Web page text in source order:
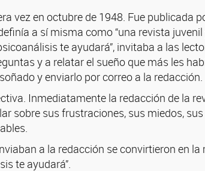
vez en octubre de 1948. Fue publicada
a sí misma como “una revista juvenil
te ayudará”, invitaba a las
y a relatar el sueño que más les
y enviarlo por correo a la redacción.
Inmediatamente la redacción de la
sobre sus frustraciones, sus miedos,
a la redacción se convirtieron en
te ayudará”.